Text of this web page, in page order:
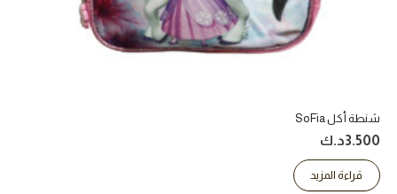
شنطة أكل SoFia
3.500د.ك
قراءة المزيد